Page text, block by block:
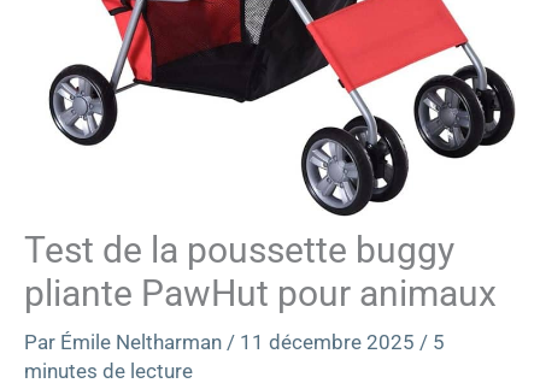
Test de la poussette buggy
pliante PawHut pour animaux
Par Émile Neltharman / 11 décembre 2025 / 5
minutes de lecture